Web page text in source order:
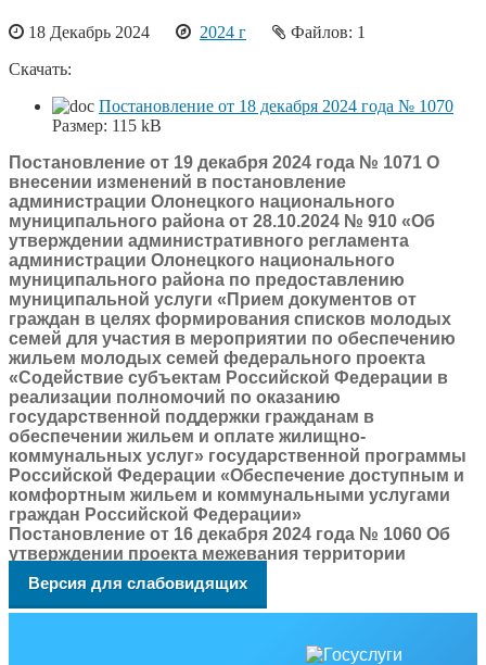
18 Декабрь 2024 2024 г
Файлов: 1
Скачать:
Постановление от 18 декабря 2024 года № 1070
Размер: 115 kB
Постановление от 19 декабря 2024 года № 1071 О
внесении изменений в постановление
администрации Олонецкого национального
муниципального района от 28.10.2024 № 910 «Об
утверждении административного регламента
администрации Олонецкого национального
муниципального района по предоставлению
муниципальной услуги «Прием документов от
граждан в целях формирования списков молодых
семей для участия в мероприятии по обеспечению
жильем молодых семей федерального проекта
«Содействие субъектам Российской Федерации в
реализации полномочий по оказанию
государственной поддержки гражданам в
обеспечении жильем и оплате жилищно-
коммунальных услуг» государственной программы
Российской Федерации «Обеспечение доступным и
комфортным жильем и коммунальными услугами
граждан Российской Федерации»
Постановление от 16 декабря 2024 года № 1060 Об
утверждении проекта межевания территории
Версия для слабовидящих